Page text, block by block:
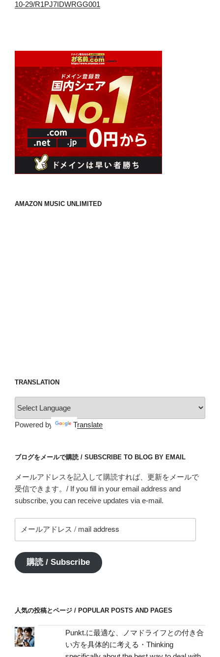
10-29/R1PJ7IDWRGG001
AMAZON MUSIC UNLIMITED
TRANSLATION
Powered by Translate
ブログをメールで購読 / SUBSCRIBE TO BLOG BY EMAIL
メールアドレスを記入して購読すれば、更新をメールで
受信できます。/ If you fill in your email address and
subscribe, you can receive updates via e-mail.
ー
ア
ド
address
購読 / Subscribe
人気の投稿とページ / POPULAR POSTS AND PAGES
Punkt.に最適な、ノマドライフとの付き合
い方を具体的に考える・Thinking